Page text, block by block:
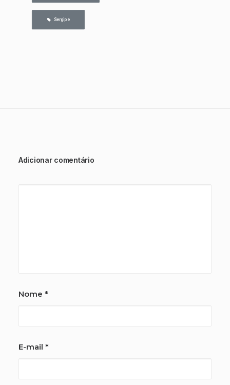
Sergipe
Adicionar comentário
Nome *
E-mail *